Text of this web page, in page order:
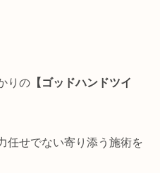
りの 【ゴッドハンドツイ
任せでない寄り添う施術を